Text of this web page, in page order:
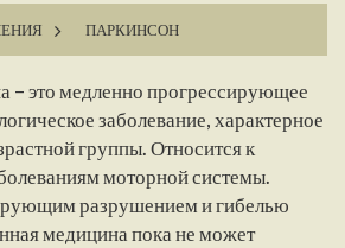
> ПАРКИНСОН
– это медленно прогрессирующее
заболевание, характерное
группы. Относится к
моторной системы.
разрушением и гибелью
медицина пока не может